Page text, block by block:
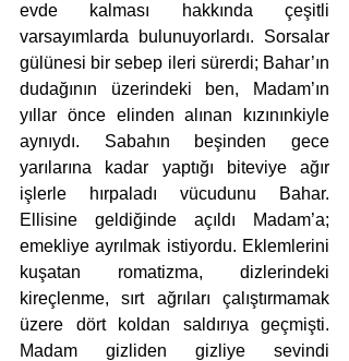
evde kalması hakkında çeşitli
varsayımlarda bulunuyorlardı. Sorsalar
gülünesi bir sebep ileri sürerdi; Bahar’ın
dudağının üzerindeki ben, Madam’ın
yıllar önce elinden alınan kızınınkiyle
aynıydı. Sabahın beşinden gece
yarılarına kadar yaptığı biteviye ağır
işlerle hırpaladı vücudunu Bahar.
Ellisine geldiğinde açıldı Madam’a;
emekliye ayrılmak istiyordu. Eklemlerini
kuşatan romatizma, dizlerindeki
kireçlenme, sırt ağrıları çalıştırmamak
üzere dört koldan saldırıya geçmişti.
Madam gizliden gizliye sevindi